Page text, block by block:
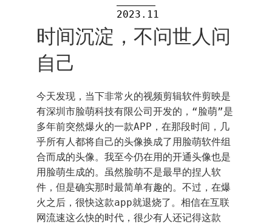
2023.11
时间沉淀，不问世人问
自己
今天发现，当下非常火的视频剪辑软件剪映是
有深圳市脸萌科技有限公司开发的，“脸萌”是
多年前突然爆火的一款APP，在那段时间，几
乎所有人都将自己的头像换成了用脸萌软件组
合而成的头像。我至今仍在用的开通头像也是
用脸萌生成的。虽然脸萌不是最早的捏人软
件，但是确实那时最简单有趣的。不过，在爆
火之后，很快这款app就退烧了。相信在互联
网流速这么快的时代，很少有人还记得这款